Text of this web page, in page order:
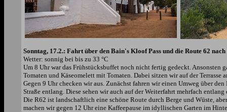
Sonntag, 17.2.: Fahrt über den Bain's Kloof Pass und die Route 62
Wetter: sonnig bei bis zu 33 °C
Um 8 Uhr war das Frühstücksbuffet noch nicht fertig gedeckt.
Tomaten und Käseomelett mit Tomaten. Dabei sitzen wir auf der Terrasse
Gegen 9 Uhr checken wir aus. Zunächst fahren wir einen Umweg über
Straße entlang. Diese sehen wir auch auf der Weiterfahrt mehrfach
Die R62 ist landschaftlich eine schöne Route durch Berge und Wüste,
machen wir gegen 12 Uhr eine Kaffeepause im idyllischen Garten im